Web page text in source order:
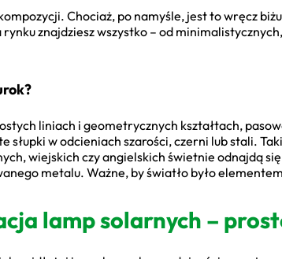
Chociaż, po namyśle, jest to wręcz
znajdziesz wszystko – od
liniach i geometrycznych kształtach,
słupki w odcieniach szarości, czerni lub stali.
wiejskich czy angielskich świetnie odnajdą
metalu. Ważne, by światło było
lamp solarnych –